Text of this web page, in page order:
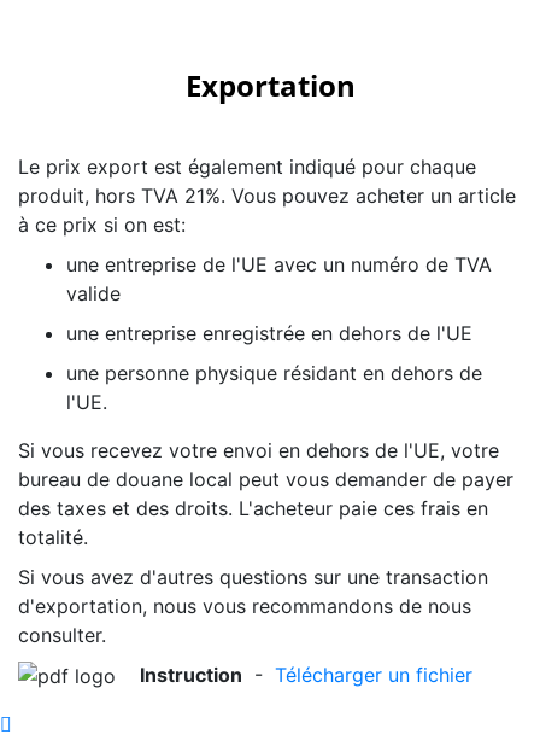
Exportation
Le prix export est également indiqué pour chaque
produit, hors TVA 21%. Vous pouvez acheter un article
à ce prix si on est:
une entreprise de l'UE avec un numéro de TVA
valide
une entreprise enregistrée en dehors de l'UE
une personne physique résidant en dehors de
l'UE.
Si vous recevez votre envoi en dehors de l'UE, votre
bureau de douane local peut vous demander de payer
des taxes et des droits. L'acheteur paie ces frais en
totalité.
Si vous avez d'autres questions sur une transaction
d'exportation, nous vous recommandons de nous
consulter.
Instruction - Télécharger un fichier